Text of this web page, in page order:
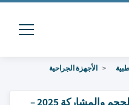
الأجهزة الجراحية
سوق أجهزة الوصول الوعائي الحجم والمشاركة 2025 –